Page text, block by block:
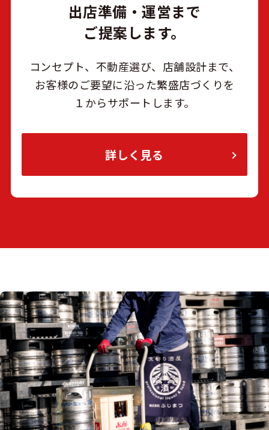
出店準備・運営まで
ご提案します。
コンセプト、不動産選び、店舗設計まで、
お客様のご要望に沿った繁盛店づくりを
１からサポートします。
詳しく見る